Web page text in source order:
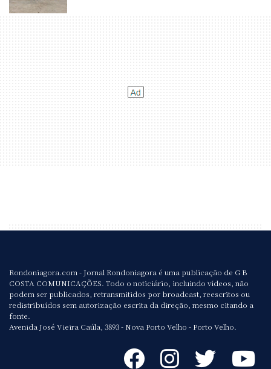
Rondoniagora.com - Jornal Rondoniagora é uma publicação de G B
COSTA COMUNICAÇÕES. Todo o noticiário, incluindo vídeos, não
podem ser publicados, retransmitidos por broadcast, reescritos ou
redistribuídos sem autorização escrita da direção, mesmo citando a
fonte.
Avenida José Vieira Caúla, 3893 - Nova Porto Velho - Porto Velho.